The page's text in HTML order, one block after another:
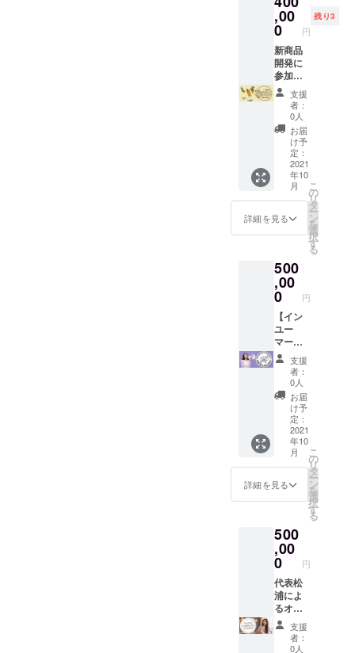
nyoum
arket.c
om/cat
egory/s
elect/78
2-1GD
※写真は
イメー
ジです
（写真
の商品
すべて
が入る
とは限
りませ
ん）。
■郵送で
のお届
す。
に加
え、内
容に
よって
は各種
専門家
と相談
の上回
答いた
しま
す。 ※
松浦公
式イン
スタグ
ラムの
DMを使
用 ※備
考欄に
ムのア
カウン
ト名を
記載し
てくだ
さい。
可能で
すが、
基本は
下記の
通りで
す。 ■
期間：6
か月 ■
バナー
(1500×
400)：1
箇所
（デザ
イン変
更1回無
料） ■
各4回 /
6か月 -
ok - 公
式 IN
YOUMa
rket
Facebo
ok - 公
式
Twitter -
公式
Instagr
am
■MARK
ETメル
マガ 6
回（各
月） ■
記事2本
/ 6か月
,00
0 円
残り3
新商品
開発に
参加で
きる権
利 ※1プ
ロジェ
クト ■
期間：
半年間
■時間：
14時間
程度 ■
連絡方
法や頻
度：基
にてご
連絡、
月に1回
程度オ
ンライ
ンミー
ティン
グを開
催予
定。 ■
ご参加
条件：
オーガ
ニック
が好き
な個人
の方
支援
者：
0人
お届
け予
定：
2021
年10
月
詳細を見る
こ
の
リ
タ
ー
ン
を
選
択
す
る
500
,00
0 円
【イン
ユー
マー
ケット
ご出品
者様限
定】 お
得な広
告プラ
ン（通
常80万
円の商
品） ※
詳細
は、ご
ご相談
可能で
すが、
基本は
下記の
通りで
す。 ■
期間：
12か月
■バナー
支援
者：
0人
お届
け予
定：
2021
年10
月
詳細を見る
こ
の
リ
タ
ー
ン
を
選
択
す
る
500
,00
0 円
代表松
浦によ
るオー
ガニッ
ク講演
支援
者：
0人